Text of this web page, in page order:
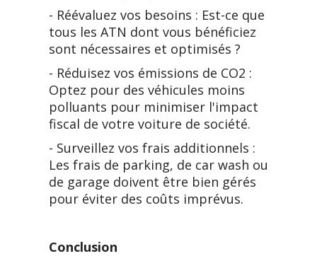
- Réévaluez vos besoins : Est-ce que
tous les ATN dont vous bénéficiez
sont nécessaires et optimisés ?
- Réduisez vos émissions de CO2 :
Optez pour des véhicules moins
polluants pour minimiser l'impact
fiscal de votre voiture de société.
- Surveillez vos frais additionnels :
Les frais de parking, de car wash ou
de garage doivent être bien gérés
pour éviter des coûts imprévus.
Conclusion